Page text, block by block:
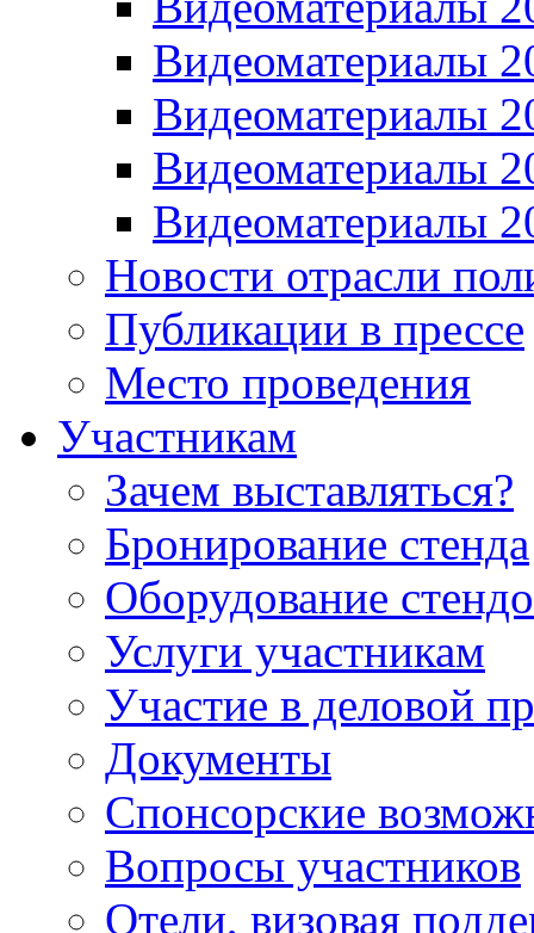
Видеоматериалы
Видеоматериалы
Видеоматериалы
Видеоматериалы
Новости отрасли
Публикации в прессе
Место проведения
Участникам
Зачем выставляться?
Бронирование стенда
Оборудование
Услуги участникам
Участие в деловой
Документы
Спонсорские
Вопросы участников
Отели, визовая